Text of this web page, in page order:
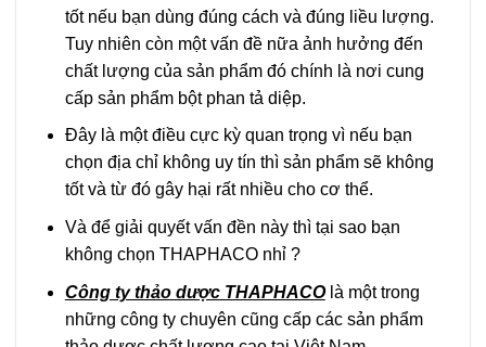
tốt nếu bạn dùng đúng cách và đúng liều lượng.
Tuy nhiên còn một vấn đề nữa ảnh hưởng đến
chất lượng của sản phẩm đó chính là nơi cung
cấp sản phẩm bột phan tả diệp.
Đây là một điều cực kỳ quan trọng vì nếu bạn
chọn địa chỉ không uy tín thì sản phẩm sẽ không
tốt và từ đó gây hại rất nhiều cho cơ thể.
Và để giải quyết vấn đền này thì tại sao bạn
không chọn THAPHACO nhỉ ?
Công ty thảo dược THAPHACOlà một trong
những công ty chuyên cũng cấp các sản phẩm